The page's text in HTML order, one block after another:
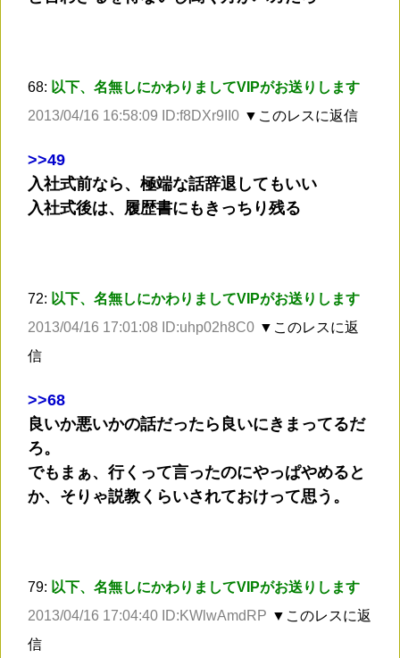
68: 以下、名無しにかわりましてVIPがお送りします
2013/04/16 16:58:09 ID:f8DXr9II0 ▼このレスに返信
>>49
入社式前なら、極端な話辞退してもいい
入社式後は、履歴書にもきっちり残る
72: 以下、名無しにかわりましてVIPがお送りします
2013/04/16 17:01:08 ID:uhp02h8C0 ▼このレスに返
信
>>68
良いか悪いかの話だったら良いにきまってるだ
ろ。
でもまぁ、行くって言ったのにやっぱやめると
か、そりゃ説教くらいされておけって思う。
79: 以下、名無しにかわりましてVIPがお送りします
2013/04/16 17:04:40 ID:KWlwAmdRP ▼このレスに返
信